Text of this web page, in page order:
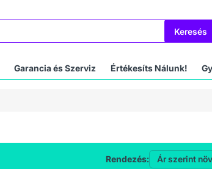
Keresés
Garancia és Szerviz Értékesíts Nálunk!
Rendezés: